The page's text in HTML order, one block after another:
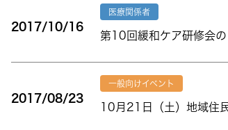
2017/10/16
医療関係者
第10回緩和ケア研修会の
2017/08/23
一般向けイベント
10月21日（土）地域住